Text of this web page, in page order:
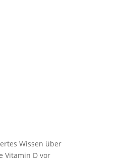
Wissen über
Vitamin D vor